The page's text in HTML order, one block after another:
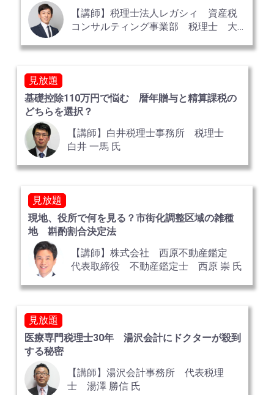
【講師】税理士法人レガシィ 資産税
コンサルティング事業部 税理士 大
見放題
基礎控除110万円で悩む 暦年贈与と精算課税の
どちらを選択？
【講師】白井税理士事務所 税理士
白井 一馬 氏
見放題
現地、役所で何を見る？市街化調整区域の雑種
地 斟酌割合決定法
【講師】株式会社 西原不動産鑑定
代表取締役 不動産鑑定士 西原 崇 氏
見放題
医療専門税理士30年 湯沢会計にドクターが殺到
する秘密
【講師】湯沢会計事務所 代表税理
士 湯澤 勝信 氏